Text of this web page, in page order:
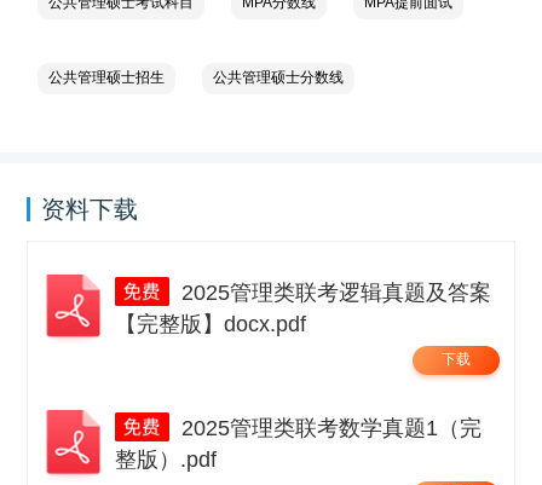
公共管理硕士招生 公共管理硕士分数线
资料下载
【完整版】docx.pdf
下载
整版）.pdf